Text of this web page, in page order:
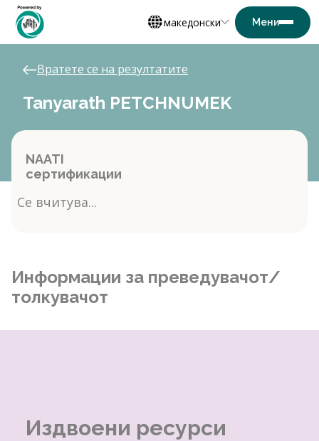
македонски
Вратете се на резултатите
Tanyarath PETCHNUMEK
NAATI
сертификации
Се вчитува...
Информации за преведувачот/
толкувачот
Издвоени ресурси